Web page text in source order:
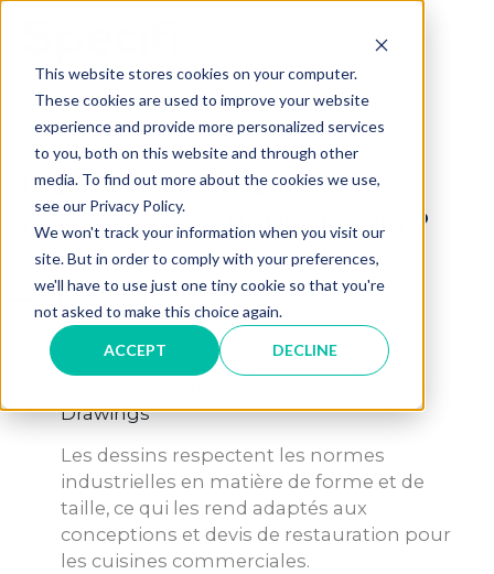
This website stores cookies on your computer.
These cookies are used to improve your website
experience and provide more personalized services
to you, both on this website and through other
media. To find out more about the cookies we use,
see our Privacy Policy.
We won't track your information when you visit our
site. But in order to comply with your preferences,
we'll have to use just one tiny cookie so that you're
not asked to make this choice again.
ACCEPT DECLINE
content
Quel niveau de détail est
nécessaire pour un dessin ?
A
Quel niveau de détail est nécessaire pour un
dessin ?
Drawings
Les dessins respectent les normes
industrielles en matière de forme et de
taille, ce qui les rend adaptés aux
conceptions et devis de restauration pour
les cuisines commerciales.